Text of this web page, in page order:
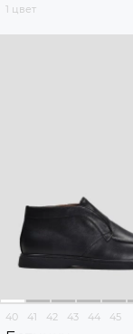
1 цвет
40 41 42 43 44 45